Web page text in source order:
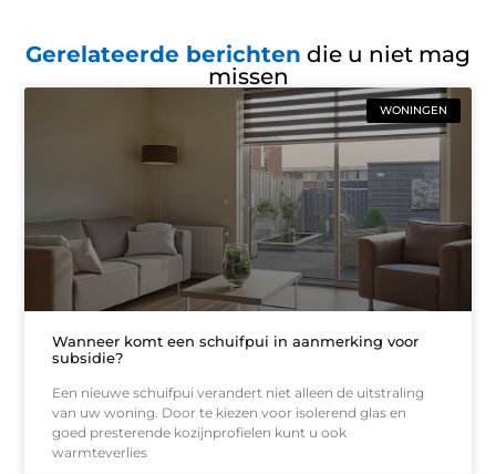
Gerelateerde berichten die u niet mag
missen
WONINGEN
Wanneer komt een schuifpui in aanmerking voor
subsidie?
Een nieuwe schuifpui verandert niet alleen de uitstraling
van uw woning. Door te kiezen voor isolerend glas en
goed presterende kozijnprofielen kunt u ook
warmteverlies